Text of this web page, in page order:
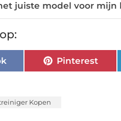
juiste model voor mijn
Pinterest
Kopen